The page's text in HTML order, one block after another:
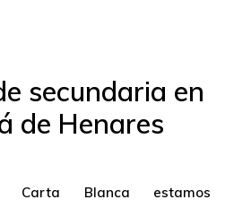
secundaria en
de Henares
Carta Blanca estamos